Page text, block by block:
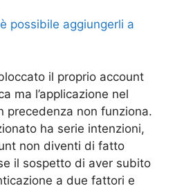
possibile aggiungerli a
il proprio account
ma l’applicazione nel
precedenza non funziona.
ha serie intenzioni,
non diventi di fatto
il sospetto di aver subito
a due fattori e